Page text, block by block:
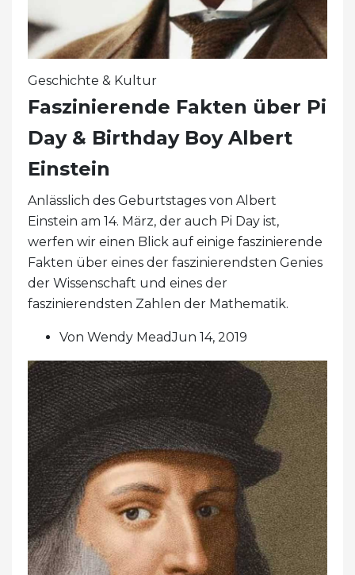
Geschichte & Kultur
Faszinierende Fakten über Pi
Day & Birthday Boy Albert
Einstein
Anlässlich des Geburtstages von Albert
Einstein am 14. März, der auch Pi Day ist,
werfen wir einen Blick auf einige faszinierende
Fakten über eines der faszinierendsten Genies
der Wissenschaft und eines der
faszinierendsten Zahlen der Mathematik.
Von Wendy MeadJun 14, 2019